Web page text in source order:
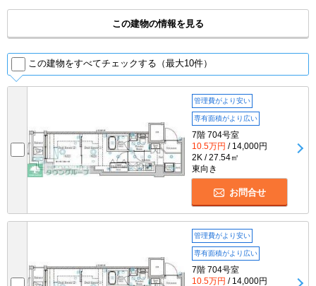
この建物の情報を見る
この建物をすべてチェックする（最大10件）
管理費がより安い
専有面積がより広い
7階 704号室
10.5万円 / 14,000円
2K / 27.54㎡
東向き
お問合せ
管理費がより安い
専有面積がより広い
7階 704号室
10.5万円 / 14,000円